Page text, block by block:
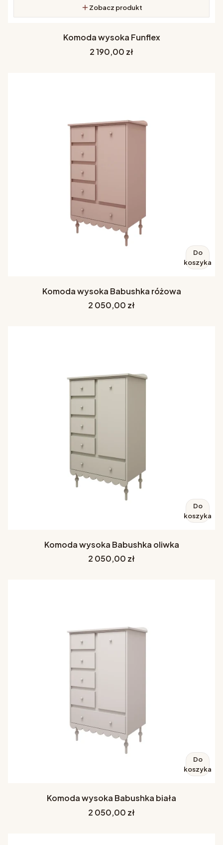
Zobacz produkt
Komoda wysoka Funflex
Cena
2 190,00 zł
Do
koszyka
Komoda wysoka Babushka różowa
Cena
2 050,00 zł
Do
koszyka
Komoda wysoka Babushka oliwka
Cena
2 050,00 zł
Do
koszyka
Komoda wysoka Babushka biała
Cena
2 050,00 zł